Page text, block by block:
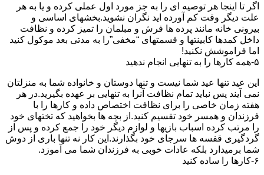
اگر تا اینجا هر توصیه ای را به جز مورد اول عملی کرده و یا به هر
علت دیگر وقت کم آورده اید نگران نشوید.بخشهای اساسی و
بیرونی خانه مانند پرده ها فرش و مبلمان را تمیز کرده و نظافت
داخل کمدها کابینتها و قسمتهای “مخفی”را به مدتی بعد موکول کنید
اما فراموشش نکنید!
۵-همه کارها را به تنهایی انجام ندهید
این عید تنها عید شما نیست و تنها دوستان و خانواده شما به منزلتان
نمی آیند پس نباید تمام نظافت آنرا به تنهایی بر عهده بگیرید.در هر
هفته زمان خاصی را برای نظافت اختصاص داده و کارها را با
فرزندان و همسر خود تقسیم کنید.از بچه ها بخواهید که تختهای خود
را مرتب کرده اسباب بازیها و لوازم دیگر خود را جمع کرده و پس از
گردگیری قفسه ها سرجای خود بگذارند.این کار نه تنها باری از دوش
شما برمیدارد بلکه عادات خوبی به فرزندان شما می آموزد.
۶-کارها را ساده کنید